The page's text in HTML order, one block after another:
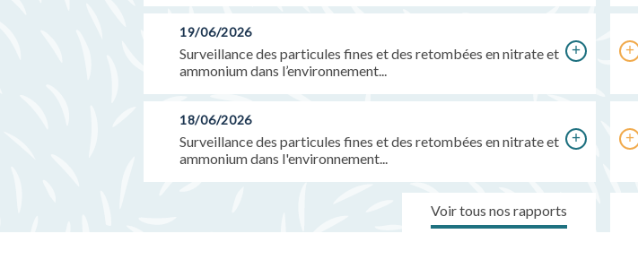
19/06/2026
Surveillance des particules fines et des retombées en nitrate et
ammonium dans l’environnement...
18/06/2026
Surveillance des particules fines et des retombées en nitrate et
ammonium dans l'environnement...
Voir tous nos rapports